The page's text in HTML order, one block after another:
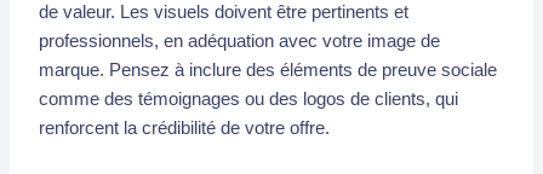
de valeur. Les visuels doivent être pertinents et
professionnels, en adéquation avec votre image de
marque. Pensez à inclure des éléments de preuve sociale
comme des témoignages ou des logos de clients, qui
renforcent la crédibilité de votre offre.